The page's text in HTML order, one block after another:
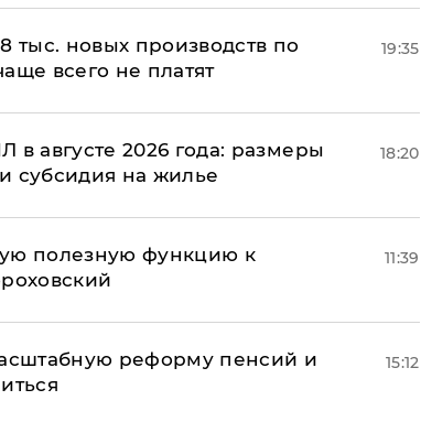
тыс. новых производств по
всего не платят
19:35
августе 2026 года: размеры
субсидия на жилье
18:20
полезную функцию к
11:39
реформу пенсий и
15:12